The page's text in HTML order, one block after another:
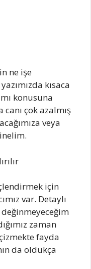
ne işe
kısaca
konusuna
çok azalmış
veya
için
var. Detaylı
zaman
fayda
da oldukça